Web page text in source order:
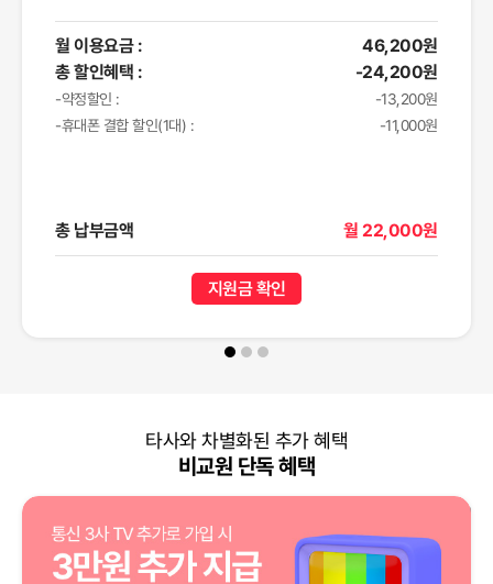
월 이용요금 :
총 할인혜택 :
-약정할인 :
-휴대폰 결합 할인(1대) :
총 납부금액
46,200원
-24,200원
-13,200원
-11,000원
월 22,000원
지원금 확인
타사와 차별화된 추가 혜택
비교원 단독 혜택